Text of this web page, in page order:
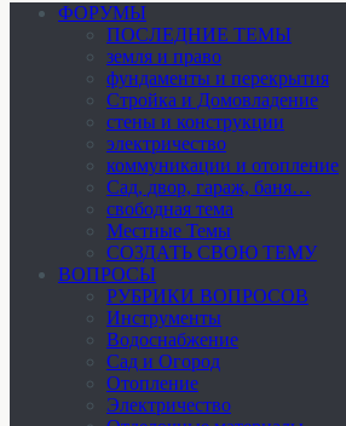
ФОРУМЫ
ПОСЛЕДНИЕ ТЕМЫ
земля и право
фундаменты и перекрытия
Стройка и Домовладение
стены и конструкции
электричество
коммуникации и отопление
Cад, двор, гараж, баня…
свободная тема
Местные Темы
СОЗДАТЬ СВОЮ ТЕМУ
ВОПРОСЫ
РУБРИКИ ВОПРОСОВ
Инструменты
Водоснабжение
Сад и Огород
Отопление
Электричество